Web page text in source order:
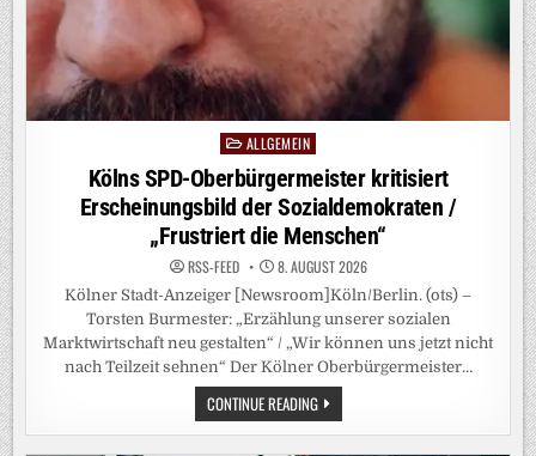
PostedALLGEMEIN
Kölns SPD-Oberbürgermeister kritisiert
Erscheinungsbild der Sozialdemokraten /
„Frustriert die Menschen“
RSS-FEED 8. AUGUST 2026
Kölner Stadt-Anzeiger [Newsroom]Köln/Berlin. (ots) –
Torsten Burmester: „Erzählung unserer sozialen
Marktwirtschaft neu gestalten“ / „Wir können uns jetzt nicht
nach Teilzeit sehnen“ Der Kölner Oberbürgermeister…
CONTINUE READINGKÖLNS
SPD-
OBERBÜRGERMEISTER
KRITISIERT